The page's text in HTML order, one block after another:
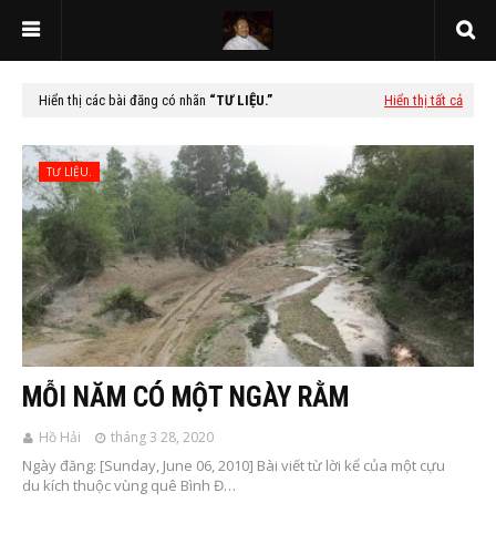
Hiển thị các bài đăng có nhãn TƯ LIỆU. Hiển thị tất cả
TƯ LIỆU.
MỖI NĂM CÓ MỘT NGÀY RẰM
Hồ Hải tháng 3 28, 2020
Ngày đăng: [Sunday, June 06, 2010] Bài viết từ lời kể của một cựu
du kích thuộc vùng quê Bình Đ…